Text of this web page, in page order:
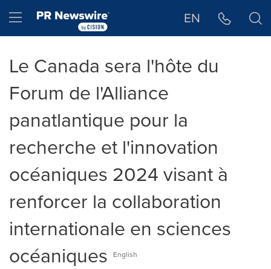
Hamburger menu EN
Le Canada sera l'hôte du
Forum de l'Alliance
panatlantique pour la
recherche et l'innovation
océaniques 2024 visant à
renforcer la collaboration
internationale en sciences
océaniques
English